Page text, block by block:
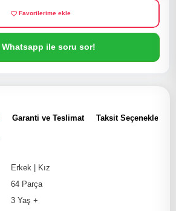
Favorilerime ekle
Whatsapp ile soru sor!
Garanti ve Teslimat Taksit Seçenekleri
Erkek | Kız
64 Parça
3 Yaş +